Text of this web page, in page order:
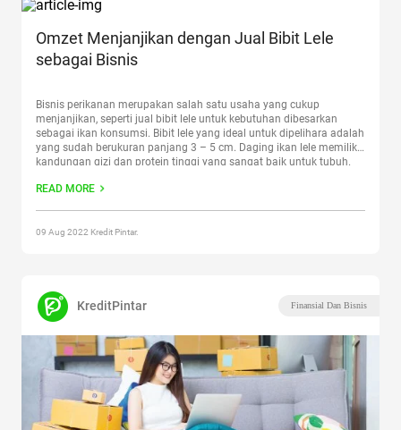
Omzet Menjanjikan dengan Jual Bibit Lele
sebagai Bisnis
Bisnis perikanan merupakan salah satu usaha yang cukup
menjanjikan, seperti jual bibit lele untuk kebutuhan dibesarkan
sebagai ikan konsumsi. Bibit lele yang ideal untuk dipelihara adalah
yang sudah berukuran panjang 3 – 5 cm. Daging ikan lele memiliki
kandungan gizi dan protein tinggi yang sangat baik untuk tubuh.
Menjanjikan dengan Jual Bibit Lele sebagai Bisnis”
READ MORE
09 Aug 2022 Kredit Pintar.
KreditPintar Finansial Dan Bisnis